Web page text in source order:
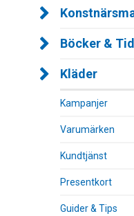
Böcker &
Kläder
Kampanjer
Varumärken
Kundtjänst
Presentkort
Guider & Tips